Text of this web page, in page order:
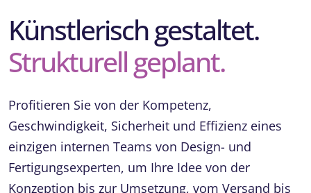
Künstlerisch gestaltet.
Strukturell geplant.
Profitieren Sie von der Kompetenz,
Geschwindigkeit, Sicherheit und Effizienz eines
einzigen internen Teams von Design- und
Fertigungsexperten, um Ihre Idee von der
Konzeption bis zur Umsetzung, vom Versand bis